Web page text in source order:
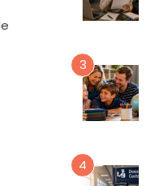
e
m
e
k
a
a
3
4